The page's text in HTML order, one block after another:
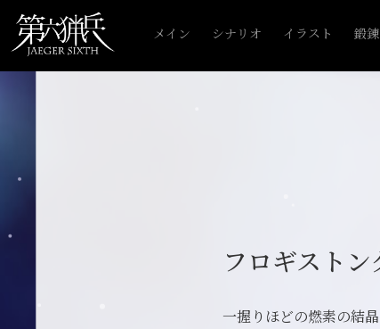
メイン シナリオ イラスト 鍛錬
フロギスト
一握りほどの燃素の結